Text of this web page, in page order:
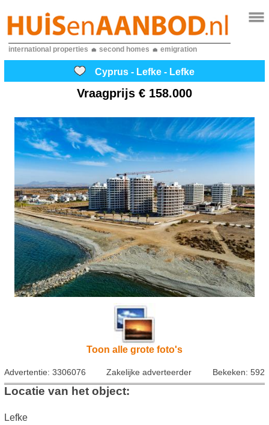
international properties second homes emigration
Cyprus - Lefke - Lefke
Vraagprijs € 158.000
Toon alle grote foto's
Advertentie: 3306076 Zakelijke adverteerder Bekeken: 592
Locatie van het object:
Lefke